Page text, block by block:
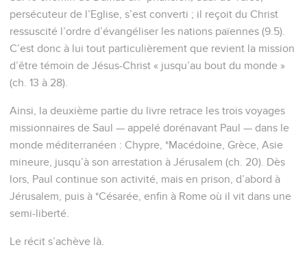
persécuteur de l’Eglise, s’est converti ; il reçoit du Christ
ressuscité l’ordre d’évangéliser les nations païennes (9.5).
C’est donc à lui tout particulièrement que revient la mission
d’être témoin de Jésus-Christ « jusqu’au bout du monde »
(ch. 13 à 28).
Ainsi, la deuxième partie du livre retrace les trois voyages
missionnaires de Saul — appelé dorénavant Paul — dans le
monde méditerranéen : Chypre, *Macédoine, Grèce, Asie
mineure, jusqu’à son arrestation à Jérusalem (ch. 20). Dès
lors, Paul continue son activité, mais en prison, d’abord à
Jérusalem, puis à *Césarée, enfin à Rome où il vit dans une
semi-liberté.
Le récit s’achève là.